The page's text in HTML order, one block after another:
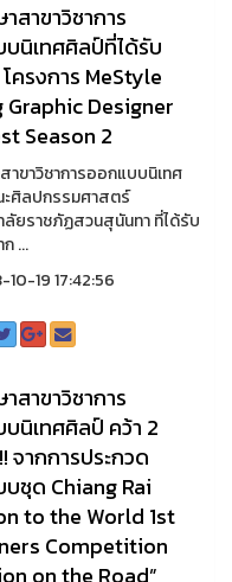
สาขาวิชาการ
นิเทศศิลป์ที่ได้รับ
ครงการ MeStyle
Graphic Designer
Season 2
าขาวิชาการออกแบบนิเทศ
ศิลปกรรมศาสตร์
ลัยราชภัฏสวนสุนันทา ที่ได้รับ
...
19 17:42:56
สาขาวิชาการ
นิเทศศิลป์ คว้า 2
จากการประกวด
ชุด Chiang Rai
to the World 1st
Competition
on the Road”